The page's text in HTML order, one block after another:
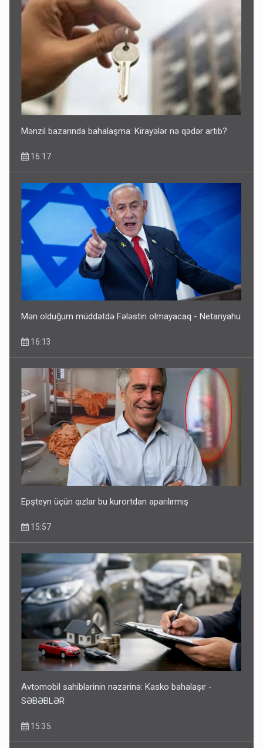
Avtomobil sahiblərinin nəzərinə: Kasko bahalaşır -
SƏBƏBLƏR
Dünyanı idarə edənlər insanlığın başını bu şou ilə qatır
Fırıldaqçıların yeni silahı: Süni intellekt - Bunları etməzdən
əvvəl diqqətli olun
10:56
Mənzil bazarında bahalaşma: Kirayələr nə qədər artıb?
16:17
Mən olduğum müddətdə Fələstin olmayacaq - Netanyahu
16:13
Epşteyn üçün qızlar bu kurortdan aparılırmış
15:57
Avtomobil sahiblərinin nəzərinə: Kasko bahalaşır -
SƏBƏBLƏR
15:35